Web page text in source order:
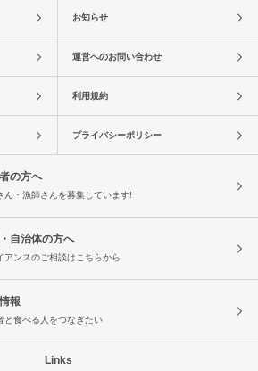
お知らせ
運営へのお問い合わせ
利用規約
プライバシーポリシー
の方へ
ん・漁師さんを募集しています!
自治体の方へ
アンスのご相談はこちらから
報
と食べる人をつなぎたい
Links